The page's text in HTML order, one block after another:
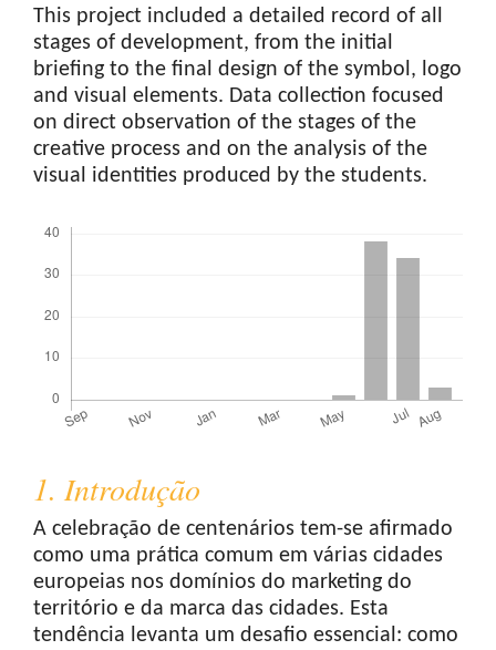
This project included a detailed record of all
stages of development, from the initial
briefing to the final design of the symbol, logo
and visual elements. Data collection focused
on direct observation of the stages of the
creative process and on the analysis of the
visual identities produced by the students.
1. Introdução
A celebração de centenários tem-se afirmado
como uma prática comum em várias cidades
europeias nos domínios do marketing do
território e da marca das cidades. Esta
tendência levanta um desafio essencial: como